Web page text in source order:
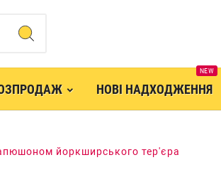
НОВІ НАДХОДЖЕННЯ
NEW
йоркширського тер'єра